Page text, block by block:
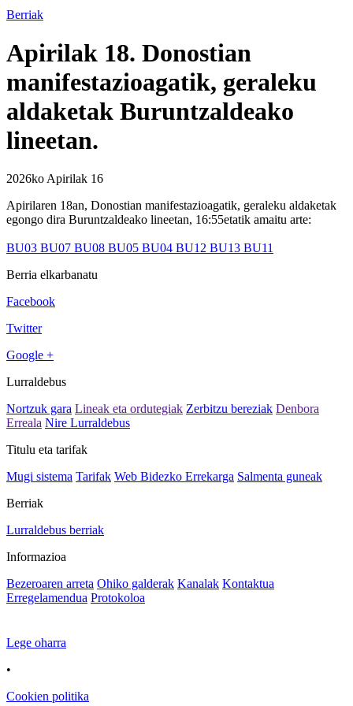
Berriak
Apirilak 18. Donostian
manifestazioagatik, geraleku
aldaketak Buruntzaldeako
lineetan.
2026ko Apirilak 16
Apirilaren 18an, Donostian manifestazioagatik, geraleku aldaketak
egongo dira Buruntzaldeako lineetan, 16:55etatik amaitu arte:
BU03 BU07 BU08 BU05 BU04 BU12 BU13 BU11
Berria elkarbanatu
Facebook
Twitter
Google +
Lurraldebus
Nortzuk gara Lineak eta ordutegiak Zerbitzu bereziak Denbora
Erreala Nire Lurraldebus
Titulu eta tarifak
Mugi sistema Tarifak Web Bidezko Errekarga Salmenta guneak
Berriak
Lurraldebus berriak
Informazioa
Bezeroaren arreta Ohiko galderak Kanalak Kontaktua
Erregelamendua Protokoloa
Lege oharra
•
Cookien politika